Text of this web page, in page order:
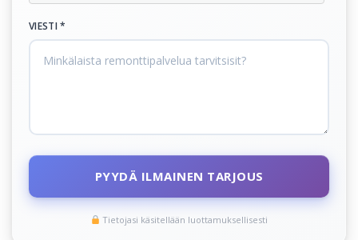
VIESTI *
PYYDÄ ILMAINEN TARJOUS
Tietojasi käsitellään luottamuksellisesti